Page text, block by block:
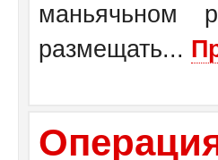
маньячьном
размещать...